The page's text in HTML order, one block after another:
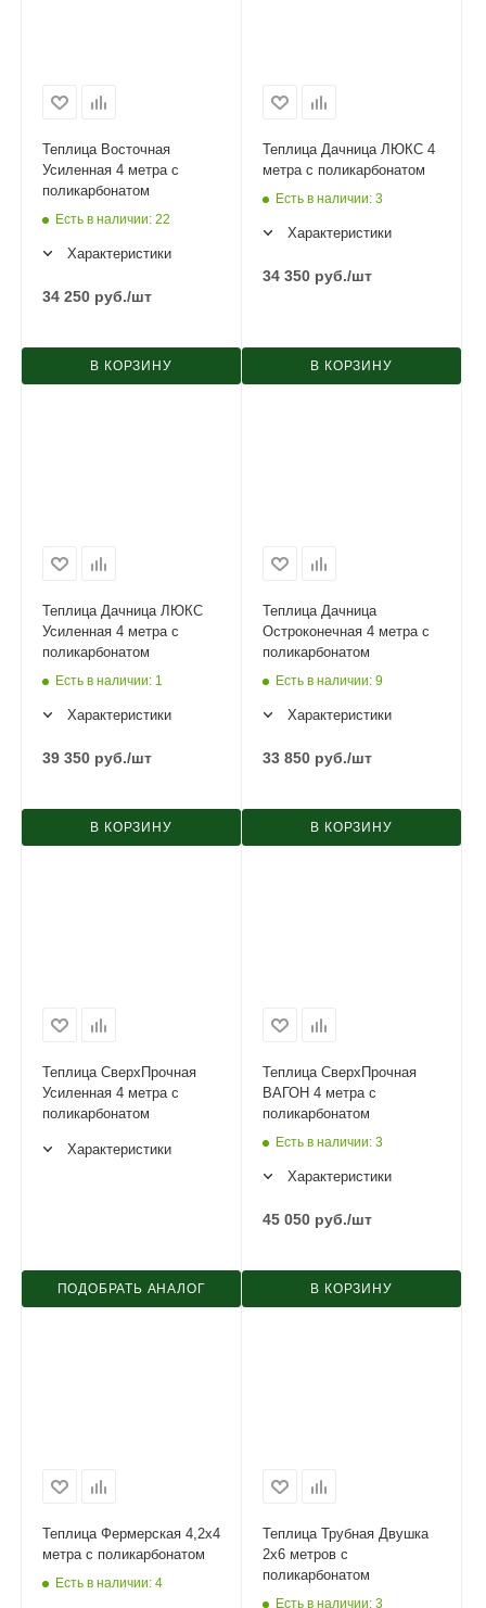
Теплица Восточная
Усиленная 4 метра с
поликарбонатом
Есть в наличии: 22
Характеристики
34 250 руб./шт
В КОРЗИНУ
Теплица Дачница ЛЮКС 4
метра с поликарбонатом
Есть в наличии: 3
Характеристики
34 350 руб./шт
В КОРЗИНУ
Теплица Дачница ЛЮКС
Усиленная 4 метра с
поликарбонатом
Есть в наличии: 1
Характеристики
39 350 руб./шт
В КОРЗИНУ
Теплица Дачница
Остроконечная 4 метра с
поликарбонатом
Есть в наличии: 9
Характеристики
33 850 руб./шт
В КОРЗИНУ
Теплица СверхПрочная
Усиленная 4 метра с
поликарбонатом
Характеристики
ПОДОБРАТЬ АНАЛОГ
Теплица СверхПрочная
ВАГОН 4 метра с
поликарбонатом
Есть в наличии: 3
Характеристики
45 050 руб./шт
В КОРЗИНУ
Теплица Фермерская 4,2х4
метра с поликарбонатом
Есть в наличии: 4
Теплица Трубная Двушка
2х6 метров с
поликарбонатом
Есть в наличии: 3